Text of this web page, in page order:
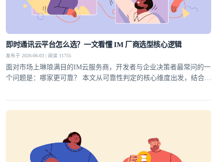
即时通讯云平台怎么选？一文看懂 IM 厂商选型核心逻辑
发布于 2026-06-03 | 阅读 11755
面对市场上琳琅满目的IM云服务商，开发者与企业决策者最常问的一
个问题是：哪家更可靠？ 本文从可靠性判定的核心维度出发，结合行